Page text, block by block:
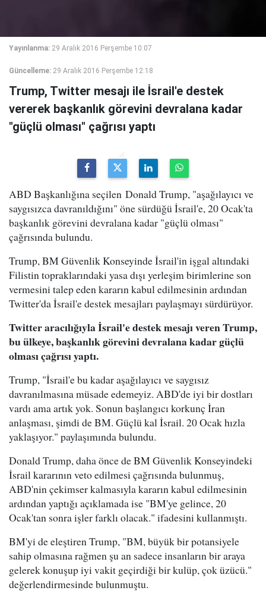
Yayınlanma: 29 Aralık 2016 Perşembe 10:07
Güncelleme: 29 Aralık 2016 Perşembe 12:18
Trump, Twitter mesajı ile İsrail'e destek
vererek başkanlık görevini devralana kadar
"güçlü olması" çağrısı yaptı
ABD Başkanlığına seçilen Donald Trump, "aşağılayıcı ve
saygısızca davranıldığını" öne sürdüğü İsrail'e, 20 Ocak'ta
başkanlık görevini devralana kadar "güçlü olması"
çağrısında bulundu.
Trump, BM Güvenlik Konseyinde İsrail'in işgal altındaki
Filistin topraklarındaki yasa dışı yerleşim birimlerine son
vermesini talep eden kararın kabul edilmesinin ardından
Twitter'da İsrail'e destek mesajları paylaşmayı sürdürüyor.
Twitter aracılığıyla İsrail'e destek mesajı veren Trump,
bu ülkeye, başkanlık görevini devralana kadar güçlü
olması çağrısı yaptı.
Trump, "İsrail'e bu kadar aşağılayıcı ve saygısız
davranılmasına müsade edemeyiz. ABD'de iyi bir dostları
vardı ama artık yok. Sonun başlangıcı korkunç İran
anlaşması, şimdi de BM. Güçlü kal İsrail. 20 Ocak hızla
yaklaşıyor." paylaşımında bulundu.
Donald Trump, daha önce de BM Güvenlik Konseyindeki
İsrail kararının veto edilmesi çağrısında bulunmuş,
ABD'nin çekimser kalmasıyla kararın kabul edilmesinin
ardından yaptığı açıklamada ise "BM'ye gelince, 20
Ocak'tan sonra işler farklı olacak." ifadesini kullanmıştı.
BM'yi de eleştiren Trump, "BM, büyük bir potansiyele
sahip olmasına rağmen şu an sadece insanların bir araya
gelerek konuşup iyi vakit geçirdiği bir kulüp, çok üzücü."
değerlendirmesinde bulunmuştu.